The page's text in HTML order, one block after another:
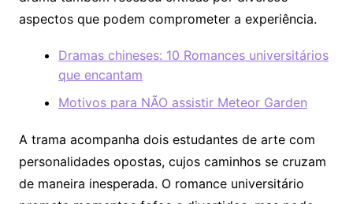
aspectos que podem comprometer a experiência.
Dramas chineses: 10 Romances universitários
que encantam
Motivos para NÃO assistir Meteor Garden
A trama acompanha dois estudantes de arte com
personalidades opostas, cujos caminhos se cruzam
de maneira inesperada. O romance universitário